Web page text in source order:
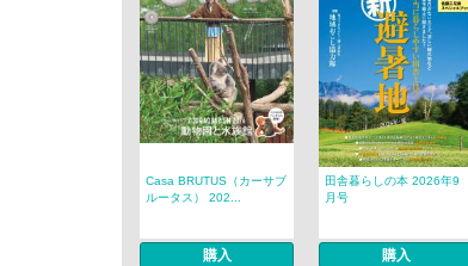
Casa BRUTUS（カーサブ
ルータス） 202...
購入
田舎暮らしの本 2026年9
月号
購入